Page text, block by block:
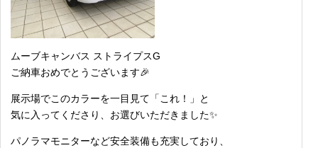
ムーブキャンバス ストライプスG
ご納車おめでとうございます🎉
展示場でこのカラーを一目見て「これ！」と
気に入ってくださり、お選びいただきました✨
パノラマモニターなど安全装備も充実しており、